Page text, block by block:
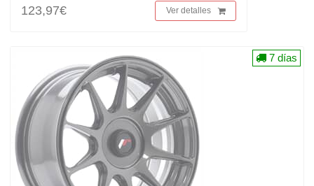
123,97€
Ver detalles
7 días